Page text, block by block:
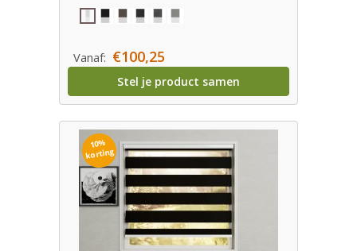
Vanaf: €100,25
Stel je product samen
10%
korting